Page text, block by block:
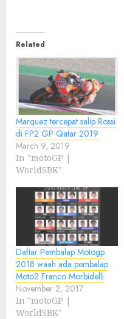
Related
Marquez tercepat salip Rossi
di FP2 GP Qatar 2019
March 9, 2019
In "motoGP |
WorldSBK"
Daftar Pembalap Motogp
2018 waah ada pembalap
Moto2 Franco Morbidelli
November 2, 2017
In "motoGP |
WorldSBK"